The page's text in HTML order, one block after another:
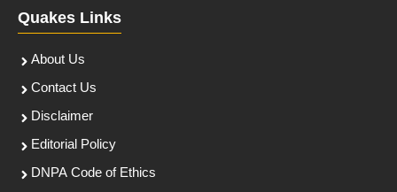
Quakes Links
About Us
Contact Us
Disclaimer
Editorial Policy
DNPA Code of Ethics